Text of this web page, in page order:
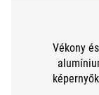
Vékony